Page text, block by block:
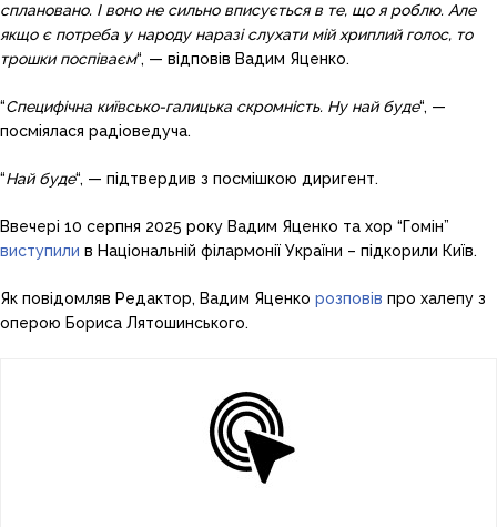
сплановано. І воно не сильно вписується в те, що я роблю. Але
якщо є потреба у народу наразі слухати мій хриплий голос, то
трошки поспіваєм“, — відповів Вадим Яценко.
“Специфічна київсько-галицька скромність. Ну най буде“, —
посміялася радіоведуча.
“Най буде“, — підтвердив з посмішкою диригент.
Ввечері 10 серпня 2025 року Вадим Яценко та хор “Гомін”
виступили в Національній філармонії України – підкорили Київ.
Як повідомляв Редактор, Вадим Яценко розповів про халепу з
оперою Бориса Лятошинського.